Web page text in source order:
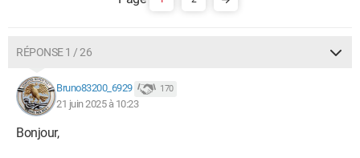
RÉPONSE 1 / 26
Bruno83200_6929 170
21 juin 2025 à 10:23
Bonjour,